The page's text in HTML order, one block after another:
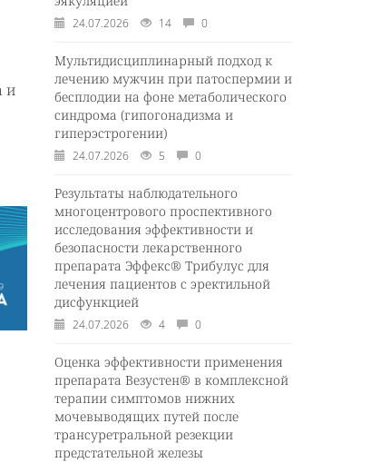
и
24.07.2026 14 0
Мультидисциплинарный подход к
лечению мужчин при патоспермии и
бесплодии на фоне метаболического
синдрома (гипогонадизма и
гиперэстрогении)
24.07.2026 5 0
Результаты наблюдательного
многоцентрового проспективного
исследования эффективности и
безопасности лекарственного
препарата Эффекс® Трибулус для
лечения пациентов с эректильной
дисфункцией
24.07.2026 4 0
Оценка эффективности применения
препарата Везустен® в комплексной
терапии симптомов нижних
мочевыводящих путей после
трансуретральной резекции
предстательной железы